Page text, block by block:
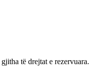
të drejtat e rezervuara.